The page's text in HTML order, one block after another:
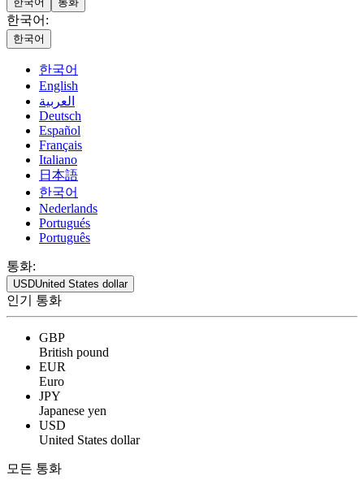
한국어:
한국어
한국어
English
العربية
Deutsch
Español
Français
Italiano
日本語
한국어
Nederlands
Portugués
Português
통화:
USDUnited States dollar
인기 통화
GBP
British pound
EUR
Euro
JPY
Japanese yen
USD
United States dollar
모든 통화